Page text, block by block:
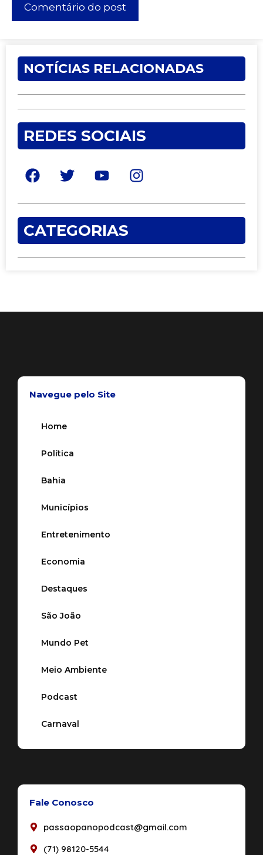
NOTÍCIAS RELACIONADAS
REDES SOCIAIS
CATEGORIAS
Navegue pelo Site
Home
Política
Bahia
Municípios
Entretenimento
Economia
Destaques
São João
Mundo Pet
Meio Ambiente
Podcast
Carnaval
Fale Conosco
passaopanopodcast@gmail.com
(71) 98120-5544